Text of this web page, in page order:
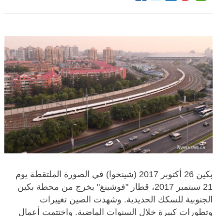
بكين 26 أكتوبر 2017 (شينخوا) في الصورة الملتقطة يوم
21 سبتمبر 2017، قطار "فوشينغ" يخرج من محطة بكين
الجنوبية للسكك الحديدية. وشهدت الصين تغييرات
وتطورات كبيرة خلال السنوات الماضية. واختتمت أعمال